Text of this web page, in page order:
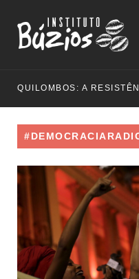
QUILOMBOS: A